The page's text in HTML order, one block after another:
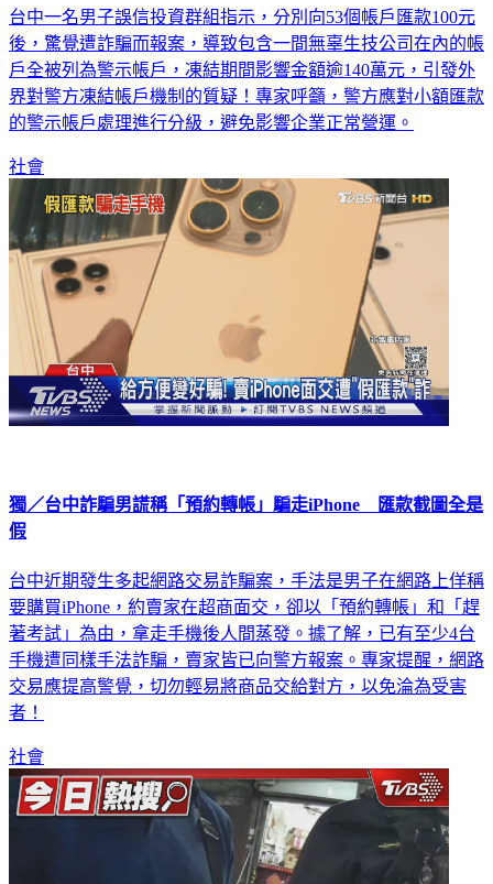
台中一名男子誤信投資群組指示，分別向53個帳戶匯款100元
後，驚覺遭詐騙而報案，導致包含一間無辜生技公司在內的帳
戶全被列為警示帳戶，凍結期間影響金額逾140萬元，引發外
界對警方凍結帳戶機制的質疑！專家呼籲，警方應對小額匯款
的警示帳戶處理進行分級，避免影響企業正常營運。
社會
獨／台中詐騙男謊稱「預約轉帳」騙走iPhone 匯款截圖全是
假
台中近期發生多起網路交易詐騙案，手法是男子在網路上佯稱
要購買iPhone，約賣家在超商面交，卻以「預約轉帳」和「趕
著考試」為由，拿走手機後人間蒸發。據了解，已有至少4台
手機遭同樣手法詐騙，賣家皆已向警方報案。專家提醒，網路
交易應提高警覺，切勿輕易將商品交給對方，以免淪為受害
者！
社會